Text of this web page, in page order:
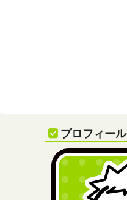
プロフィール